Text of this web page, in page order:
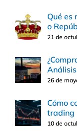
Qué es
o
21 de
26 de
Cómo
trading
10 de